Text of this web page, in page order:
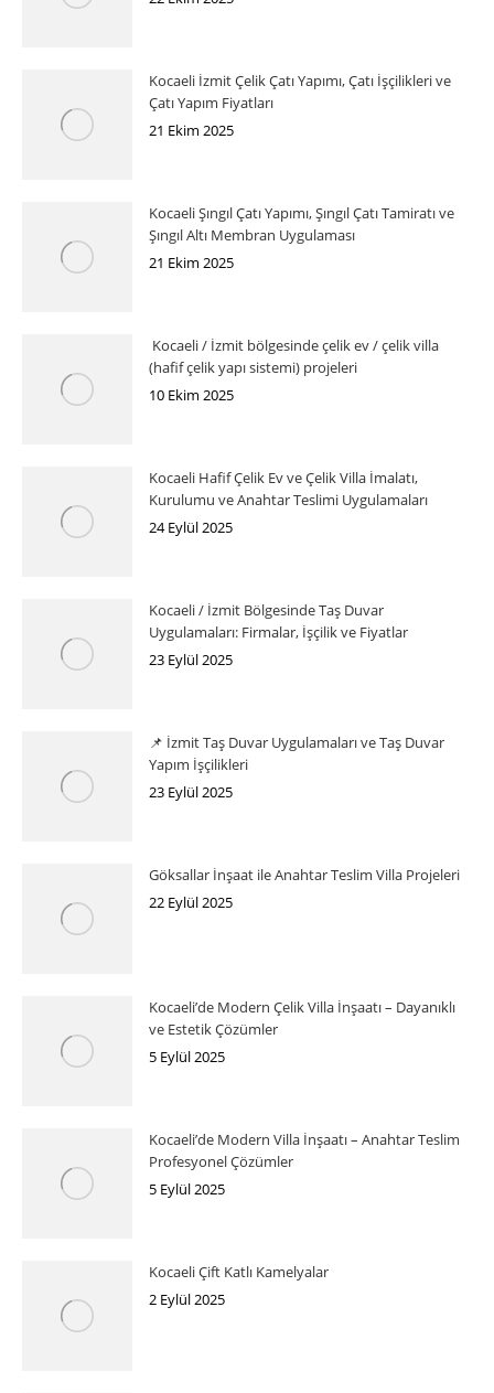
Kocaeli İzmit Çelik Çatı Yapımı, Çatı İşçilikleri ve
Çatı Yapım Fiyatları
21 Ekim 2025
Kocaeli Şıngıl Çatı Yapımı, Şıngıl Çatı Tamiratı ve
Şıngıl Altı Membran Uygulaması
21 Ekim 2025
Kocaeli / İzmit bölgesinde çelik ev / çelik villa
(hafif çelik yapı sistemi) projeleri
10 Ekim 2025
Kocaeli Hafif Çelik Ev ve Çelik Villa İmalatı,
Kurulumu ve Anahtar Teslimi Uygulamaları
24 Eylül 2025
Kocaeli / İzmit Bölgesinde Taş Duvar
Uygulamaları: Firmalar, İşçilik ve Fiyatlar
23 Eylül 2025
📌 İzmit Taş Duvar Uygulamaları ve Taş Duvar
Yapım İşçilikleri
23 Eylül 2025
Göksallar İnşaat ile Anahtar Teslim Villa Projeleri
22 Eylül 2025
Kocaeli’de Modern Çelik Villa İnşaatı – Dayanıklı
ve Estetik Çözümler
5 Eylül 2025
Kocaeli’de Modern Villa İnşaatı – Anahtar Teslim
Profesyonel Çözümler
5 Eylül 2025
Kocaeli Çift Katlı Kamelyalar
2 Eylül 2025